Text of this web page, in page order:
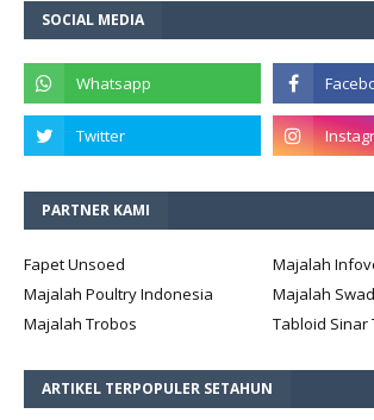
SOCIAL MEDIA
PARTNER KAMI
Fapet Unsoed
Majalah
Majalah Poultry Indonesia
Majalah
Majalah Trobos
Tabloid Sinar
ARTIKEL TERPOPULER SETAHUN